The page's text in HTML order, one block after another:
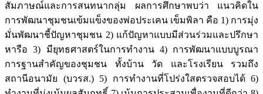
สัมภาษณ์และการสนทนากลุ่ม ผลการศึกษาพบว่า แนวคิดใน
การพัฒนาชุมชนเข้มแข็งของพ่อประเคน เข็มพิลา คือ 1) การมุ่ง
มั่นพัฒนาชี้ปัญหาชุมชน 2) แก้ปัญหาแบบมีส่วนร่วมและปรึกษา
หารือ 3) มียุทธศาสตร์ในการทำงาน 4) การพัฒนาแบบบูรณา
การฐานสำคัญของชุมชน ทั้งบ้าน วัด และโรงเรียน รวมถึง
สถานีอนามัย (บวรส.) 5) การทำงานที่โปร่งใสตรวจสอบได้ 6)